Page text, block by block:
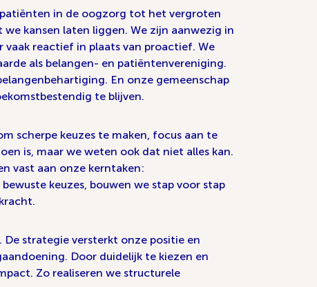
patiënten in de oogzorg tot het vergroten
kansen laten liggen. We zijn aanwezig in
reactief in plaats van proactief. We
als belangen- en patiëntenvereniging.
En onze gemeenschap
te blijven.
scherpe keuzes te maken, focus aan te
is, maar we weten ook dat niet alles kan.
vast aan onze kerntaken:
keuzes, bouwen we stap voor stap
strategie versterkt onze positie en
Door duidelijk te kiezen en
Zo realiseren we structurele